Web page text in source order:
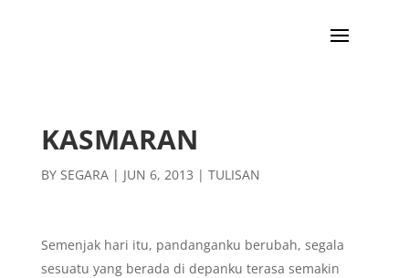
KASMARAN
BY SEGARA| JUN 6, 2013 | TULISAN
Semenjak hari itu, pandanganku berubah, segala
sesuatu yang berada di depanku terasa semakin